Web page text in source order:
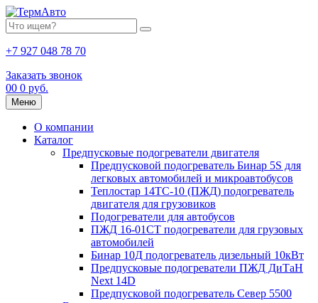
+7 927 048 78 70
Заказать звонок
00 0 руб.
Меню
О компании
Каталог
Предпусковые подогреватели двигателя
Предпусковой подогреватель Бинар 5S для
легковых автомобилей и микроавтобусов
Теплостар 14ТС-10 (ПЖД) подогреватель
двигателя для грузовиков
Подогреватели для автобусов
ПЖД 16-01СТ подогреватели для грузовых
автомобилей
Бинар 10Д подогреватель дизельный 10кВт
Предпусковые подогреватели ПЖД ДиТаН
Next 14D
Предпусковой подогреватель Север 5500